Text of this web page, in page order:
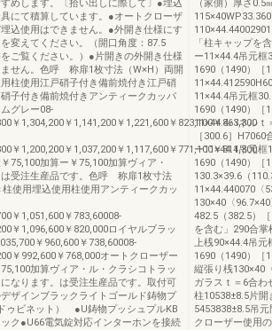
めします。〔拾い出しに際して〕●埋込
にて積算しています。●オートクローザ
込使用はできません。●外開き仕様にす
変えてください。（開口角度：87.5
ご覧ください。）●片開きの外開き仕様
せん。色呼 称扉1枚寸法（W×H）両開
柱使用江戸硝子付き備前焼付き江戸硝
子付き備前焼付きアンティークカッパ
グレー08-
￥1,304,200￥1,141,200￥1,221,600￥823,100￥863,300
￥1,200,200￥1,037,200￥1,117,600￥771,100￥811,300
75,100加算ー￥75,100加算ヴィア・
は受注生産品です。色呼 称扉1枚寸法
柱使用埋込使用柱使用アンティークカッ
￥1,051,600￥783,60008-
￥1,096,600￥820,000ロイヤルブラッ
￥960,600￥738,60008-
￥992,600￥768,000オートクローザー
加算ヴィア・ル・クラシコトラッ
なります。は受注生産品です。取付可
ザインブラックライトゴールド鋳物プ
ゥビネット） ●U鋳物プッシュプルKB
ク●U66電気錠対応インターホンを接続
（家側）厚さ
「柱キャップを
ー11×44.4吊元框
1690（1490）［
11×44.4吊元框
1690（1490）［
11×44.4パネルｔ
［300.6］
ー11×44.4吊元框
1690（1490）［
130.3×39.6（
11×44.440070〈
130×40〈
482.5（382.5）
を含む」290合掌
上桟90×44.4吊元
1690（1490）［
縦張り桟130×40
ガラスｔ＝6合わ
柱10538±8.5片開
5453838±8.5吊
クローザー使用